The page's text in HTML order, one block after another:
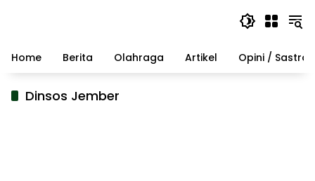
Home
Berita Olahraga Artikel Opini / Sastra
Dinsos Jember